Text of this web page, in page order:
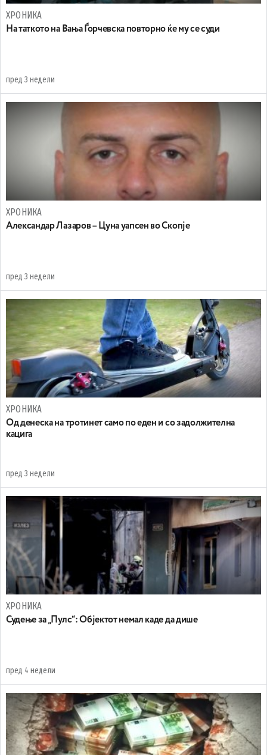
ХРОНИКА
На таткото на Вања Ѓорчевска повторно ќе му се суди
пред 3 недели
ХРОНИКА
Александар Лазаров – Цуна уапсен во Скопје
пред 3 недели
ХРОНИКА
Oд денеска на тротинет само по еден и со задолжителна
кацига
пред 3 недели
ХРОНИКА
Судење за „Пулс“: Објектот немал каде да дише
пред 4 недели